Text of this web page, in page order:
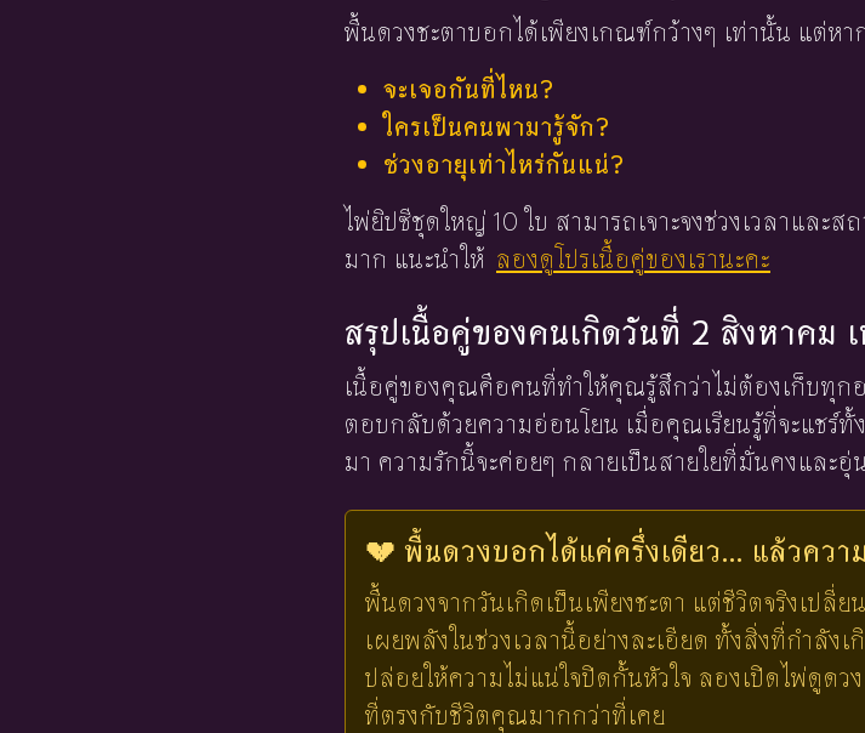
พื้นดวงชะตาบอกได้เพียงเกณฑ์กว้างๆ เท่านั้น แต่หา
จะเจอกันที่ไหน?
ใครเป็นคนพามารู้จัก?
ช่วงอายุเท่าไหร่กันแน่?
ไพ่ยิปซีชุดใหญ่ 10 ใบ สามารถเจาะจงช่วงเวลาและ
มาก แนะนำให้ ลองดูโปรเนื้อคู่ของเรานะคะ
สรุปเนื้อคู่ของคนเกิดวันที่ 2 สิงหาคม
เนื้อคู่ของคุณคือคนที่ทำให้คุณรู้สึกว่าไม่ต้องเก็บทุกอ
ตอบกลับด้วยความอ่อนโยน เมื่อคุณเรียนรู้ที่จะแชร์ทั้
มา ความรักนี้จะค่อยๆ กลายเป็นสายใยที่มั่นคงและอุ่น
💔 พื้นดวงบอกได้แค่ครึ่งเดียว... แล้วควา
พื้นดวงจากวันเกิดเป็นเพียงชะตา แต่ชีวิตจริงเปลี่ย
เผยพลังในช่วงเวลานี้อย่างละเอียด ทั้งสิ่งที่กำลั
ปล่อยให้ความไม่แน่ใจปิดกั้นหัวใจ ลองเปิดไพ่ดูด
ที่ตรงกับชีวิตคุณมากกว่าที่เคย